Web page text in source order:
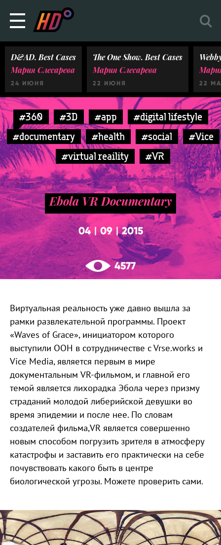
D&AD. Best Cases
Мария Слесарева
24 ИЮНЯ
The One Show. Best Cases
Мария Слесарева
22 ИЮНЯ 22
#360 #3D #app
#digital lifestyle
#documentary
#health #social
#Vice
#virtual reaility
#VR
Ebola VR Documentary
04 |09|2015
4577
Виртуальная реальность уже давно вышла за
рамки развлекательной программы. Проект
«Waves of Grace», инициатором которого
выступили ООН в сотрудничестве c Vrse.works и
Vice Media, является первым в мире
документальным VR-фильмом, и главной его
темой является лихорадка Эбола через призму
страданий молодой либерийской девушки во
время эпидемии и после нее. По словам
создателей фильма,VR является совершенно
новым способом погрузить зрителя в атмосферу
катастрофы и заставить его практически на себе
почувствовать какого быть в центре
биологической угрозы. Можете проверить сами.